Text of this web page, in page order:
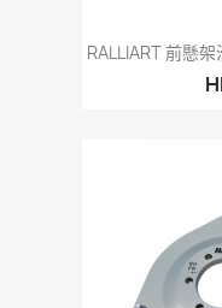
RALLIART 前懸